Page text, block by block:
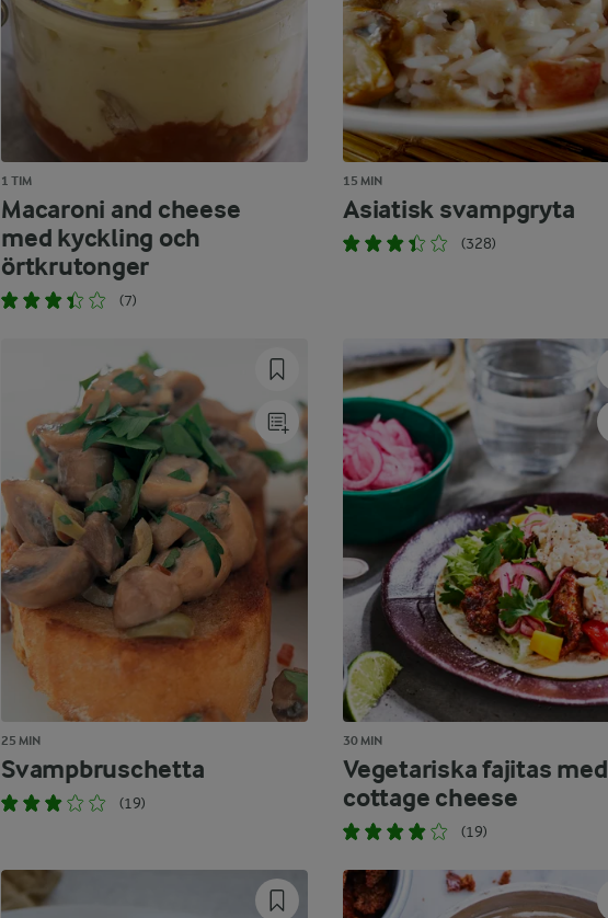
1 TIM
Macaroni and cheese
med kyckling och
örtkrutonger
(7)
15 MIN
Asiatisk svampgryta
(328)
25 MIN
Svampbruschetta
(19)
30 MIN
Vegetariska fajitas med
cottage cheese
(19)